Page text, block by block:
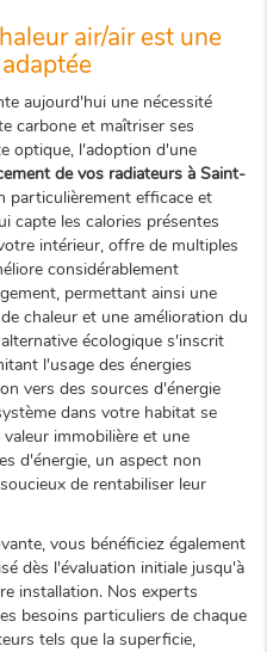
air/air est une
aujourd'hui une nécessité
carbone et maîtriser ses
optique, l'adoption d'une
de vos radiateurs à Saint-
particulièrement efficace et
capte les calories présentes
intérieur, offre de multiples
considérablement
permettant ainsi une
chaleur et une amélioration du
écologique s'inscrit
l'usage des énergies
vers des sources d'énergie
dans votre habitat se
immobilière et une
d'énergie, un aspect non
de rentabiliser leur
vous bénéficiez également
dès l'évaluation initiale jusqu'à
installation. Nos experts
besoins particuliers de chaque
tels que la superficie,